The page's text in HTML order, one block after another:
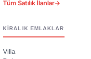
Tüm Satılık İlanlar→
KIRALIK EMLAKLAR
Villa